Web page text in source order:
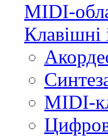
MIDI-
Клавішні
MIDI-